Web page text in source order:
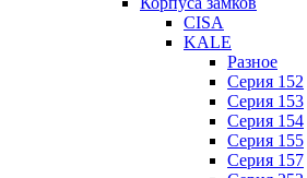
CISA
KALE
Разное
Серия 152
Серия 153
Серия 154
Серия 155
Серия 157